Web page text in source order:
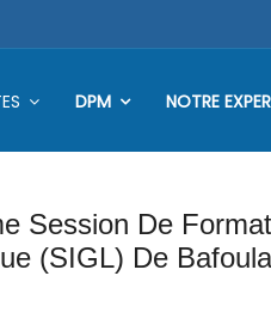
DPM NOTRE
Session De
(SIGL) De